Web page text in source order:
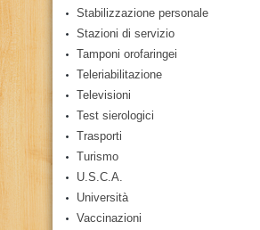
Stabilizzazione personale
Stazioni di servizio
Tamponi orofaringei
Teleriabilitazione
Televisioni
Test sierologici
Trasporti
Turismo
U.S.C.A.
Università
Vaccinazioni